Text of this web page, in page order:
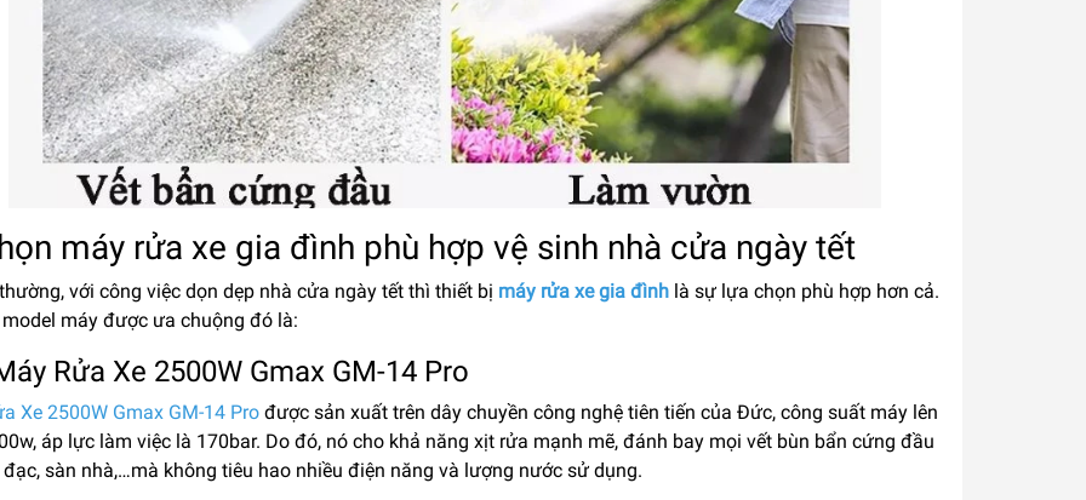
máy rửa xe gia đình phù hợp vệ sinh nhà cửa ngày tết
với công việc dọn dẹp nhà cửa ngày tết thì thiết bị máy rửa xe gia đình là sự lựa chọn phù hợp hơn cả.
máy được ưa chuộng đó là:
Rửa Xe 2500W Gmax GM-14 Pro
Xe 2500W Gmax GM-14 Pro được sản xuất trên dây chuyền công nghệ tiên tiến của Đức, công suất máy lên
áp lực làm việc là 170bar. Do đó, nó cho khả năng xịt rửa mạnh mẽ, đánh bay mọi vết bùn bẩn cứng đầu
sàn nhà,…mà không tiêu hao nhiều điện năng và lượng nước sử dụng.